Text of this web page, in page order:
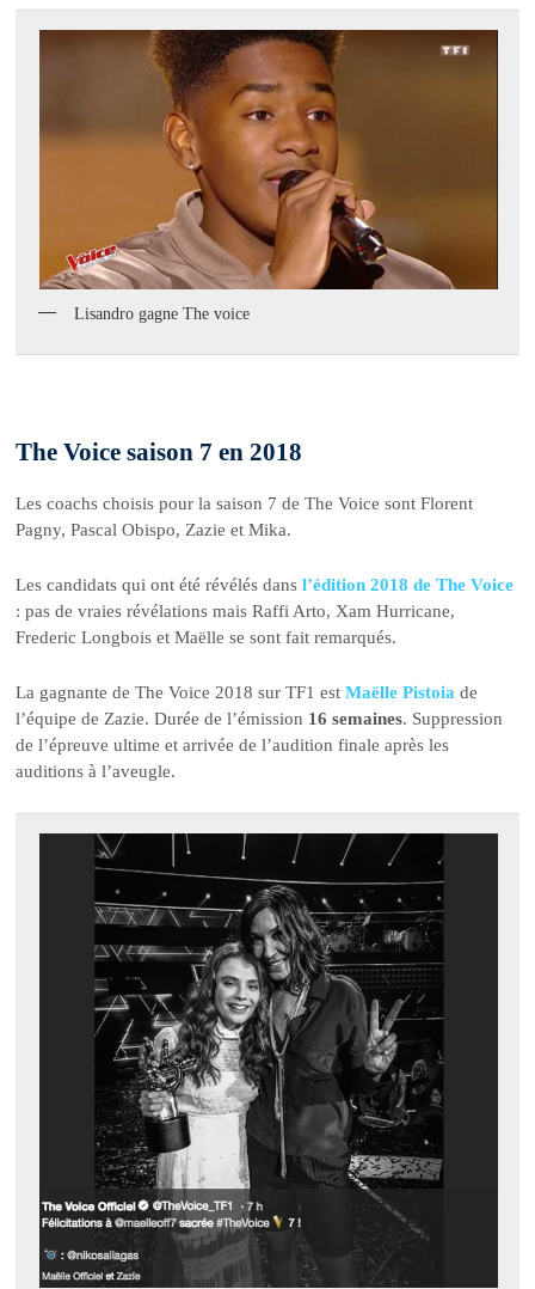
Lisandro gagne The voice
The Voice saison 7 en 2018
Les coachs choisis pour la saison 7 de The Voice sont Florent
Pagny, Pascal Obispo, Zazie et Mika.
Les candidats qui ont été révélés dansl’édition 2018 de The Voice
: pas de vraies révélations mais Raffi Arto, Xam Hurricane,
Frederic Longbois et Maëlle se sont fait remarqués.
La gagnante de The Voice 2018 sur TF1 estMaëlle Pistoia de
l’équipe de Zazie. Durée de l’émission 16 semaines. Suppression
de l’épreuve ultime et arrivée de l’audition finale après les
auditions à l’aveugle.